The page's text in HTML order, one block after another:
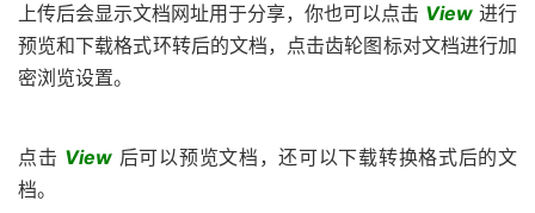
上传后会显示文档网址用于分享，你也可以点击 View 进行
预览和下载格式环转后的文档，点击齿轮图标对文档进行加
密浏览设置。
点击 View 后可以预览文档，还可以下载转换格式后的文
档。